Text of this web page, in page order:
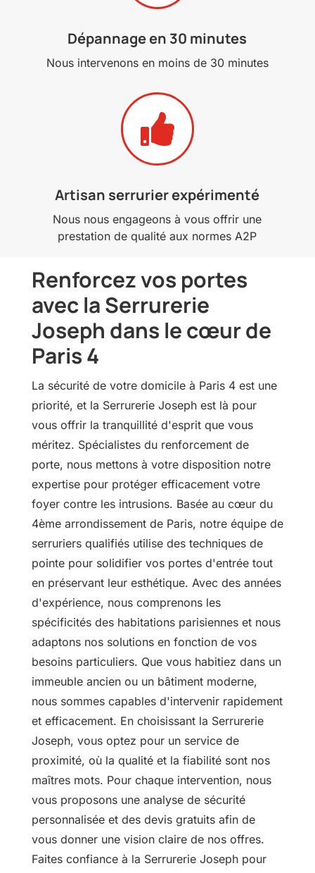
Dépannage en 30 minutes
Nous intervenons en moins de 30 minutes

Artisan serrurier expérimenté
Nous nous engageons à vous offrir une
prestation de qualité aux normes A2P
Renforcez vos portes
avec la Serrurerie
Joseph dans le cœur de
Paris 4
La sécurité de votre domicile à Paris 4 est une
priorité, et la Serrurerie Joseph est là pour
vous offrir la tranquillité d'esprit que vous
méritez. Spécialistes du renforcement de
porte, nous mettons à votre disposition notre
expertise pour protéger efficacement votre
foyer contre les intrusions. Basée au cœur du
4ème arrondissement de Paris, notre équipe de
serruriers qualifiés utilise des techniques de
pointe pour solidifier vos portes d'entrée tout
en préservant leur esthétique. Avec des années
d'expérience, nous comprenons les
spécificités des habitations parisiennes et nous
adaptons nos solutions en fonction de vos
besoins particuliers. Que vous habitiez dans un
immeuble ancien ou un bâtiment moderne,
nous sommes capables d'intervenir rapidement
et efficacement. En choisissant la Serrurerie
Joseph, vous optez pour un service de
proximité, où la qualité et la fiabilité sont nos
maîtres mots. Pour chaque intervention, nous
vous proposons une analyse de sécurité
personnalisée et des devis gratuits afin de
vous donner une vision claire de nos offres.
Faites confiance à la Serrurerie Joseph pour